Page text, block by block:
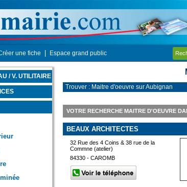
une fiche Espace grand public
/ V. UTILITAIRE
Trouver : Maitre d'oeuvre sur Aubignan
VOTRE RECHERCHE MAITRE D'OEUVRE
BEAUX ARCHITECTES
32 Rue des 4 Coins & 38 rue de la
Commne (atelier)
84330 - CAROMB